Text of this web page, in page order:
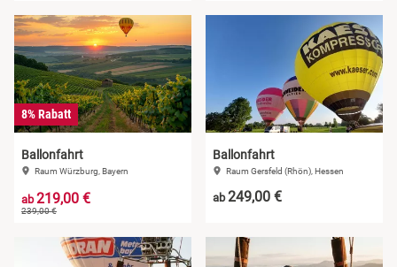
8% Rabatt
Ballonfahrt
Raum Würzburg, Bayern
ab219,00 €
239,00 €
Ballonfahrt
Raum Gersfeld (Rhön), Hessen
ab249,00 €